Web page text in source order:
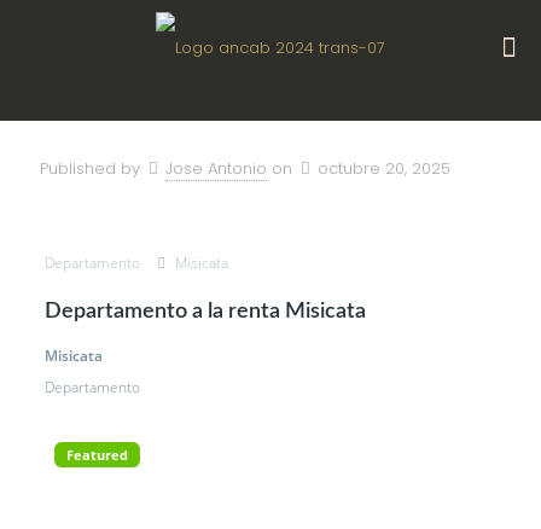
Published by Jose Antonio on octubre 20, 2025
Departamento Misicata
Departamento a la renta Misicata
Misicata
Departamento
Featured